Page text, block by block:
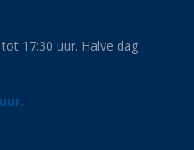
17:30 uur. Halve dag